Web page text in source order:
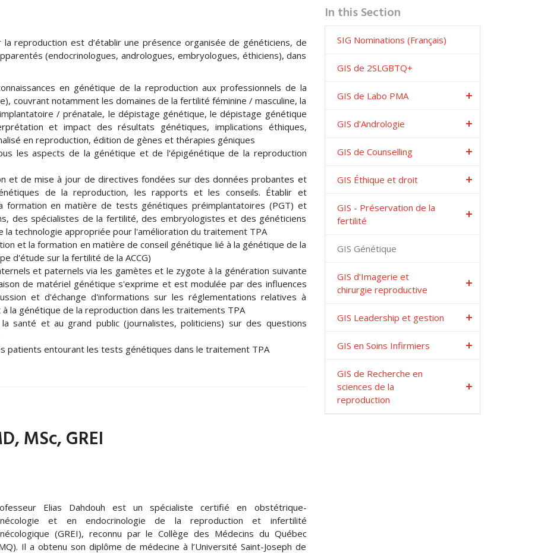
la reproduction est d’établir une présence organisée de généticiens, de
(endocrinologues, andrologues, embryologues, éthiciens), dans
en génétique de la reproduction aux professionnels de la
couvrant notamment les domaines de la fertilité féminine / masculine, la
/ prénatale, le dépistage génétique, le dépistage génétique
et impact des résultats génétiques, implications éthiques,
en reproduction, édition de gènes et thérapies géniques
les aspects de la génétique et de l'épigénétique de la reproduction
et de mise à jour de directives fondées sur des données probantes et
de la reproduction, les rapports et les conseils. Établir et
formation en matière de tests génétiques préimplantatoires (PGT) et
des spécialistes de la fertilité, des embryologistes et des généticiens
la technologie appropriée pour l'amélioration du traitement TPA
et la formation en matière de conseil génétique lié à la génétique de la
d'étude sur la fertilité de la ACCG)
et paternels via les gamètes et le zygote à la génération suivante
de matériel génétique s'exprime et est modulée par des influences
et d'échange d'informations sur les réglementations relatives à
la génétique de la reproduction dans les traitements TPA
santé et au grand public (journalistes, politiciens) sur des questions
patients entourant les tests génétiques dans le traitement TPA
MSc, GREI
Elias Dahdouh est un spécialiste certifié en obstétrique-
et en endocrinologie de la reproduction et infertilité
(GREI), reconnu par le Collège des Médecins du Québec
Il a obtenu son diplôme de médecine à l’Université Saint-Joseph de
In this Section
SIG Nominations (Français)
GIS de 2SLGBTQ+
GIS de Labo PMA
GIS d'Andrologie
GIS de Counselling
GIS Éthique et droit
GIS - Préservation de la
fertilité
GIS Génétique
GIS d'Imagerie et
chirurgie reproductive
GIS Leadership et gestion
GIS en Soins Infirmiers
GIS de Recherche en
sciences de la
reproduction